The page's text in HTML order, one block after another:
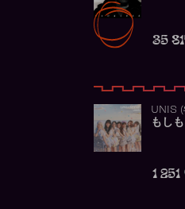
35
UNIS (
もし
1 251